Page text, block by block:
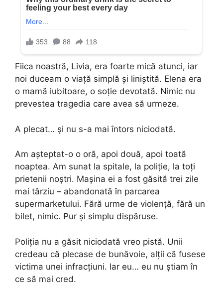
Fiica noastră, Livia, era foarte mică atunci, iar
noi duceam o viață simplă și liniștită. Elena era
o mamă iubitoare, o soție devotată. Nimic nu
prevestea tragedia care avea să urmeze.
A plecat… și nu s-a mai întors niciodată.
Am așteptat-o o oră, apoi două, apoi toată
noaptea. Am sunat la spitale, la poliție, la toți
prietenii noștri. Mașina ei a fost găsită trei zile
mai târziu – abandonată în parcarea
supermarketului. Fără urme de violență, fără un
bilet, nimic. Pur și simplu dispăruse.
Poliția nu a găsit niciodată vreo pistă. Unii
credeau că plecase de bunăvoie, alții că fusese
victima unei infracțiuni. Iar eu… eu nu știam în
ce să mai cred.